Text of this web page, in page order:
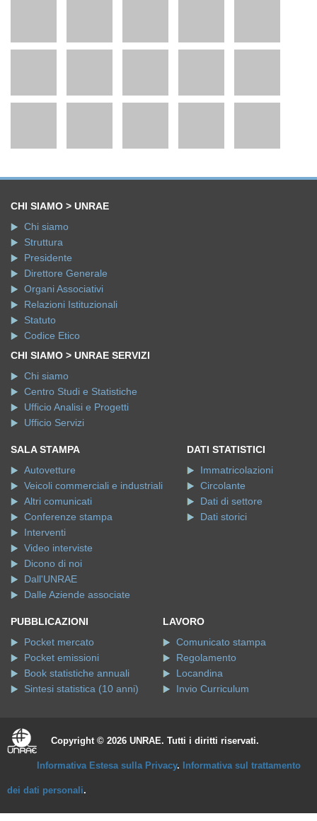
CHI SIAMO > UNRAE
Chi siamo
Struttura
Presidente
Direttore Generale
Organi Associativi
Relazioni Istituzionali
Statuto
Codice Etico
CHI SIAMO > UNRAE SERVIZI
Chi siamo
Centro Studi e Statistiche
Ufficio Analisi e Progetti
Ufficio Servizi
SALA STAMPA
Autovetture
Veicoli commerciali e industriali
Altri comunicati
Conferenze stampa
Interventi
Video interviste
Dicono di noi
Dall'UNRAE
Dalle Aziende associate
DATI STATISTICI
Immatricolazioni
Circolante
Dati di settore
Dati storici
PUBBLICAZIONI
Pocket mercato
Pocket emissioni
Book statistiche annuali
Sintesi statistica (10 anni)
LAVORO
Comunicato stampa
Regolamento
Locandina
Invio Curriculum
Copyright © 2026 UNRAE. Tutti i diritti riservati.
Informativa Estesa sulla Privacy. Informativa sul trattamento
dei dati personali.